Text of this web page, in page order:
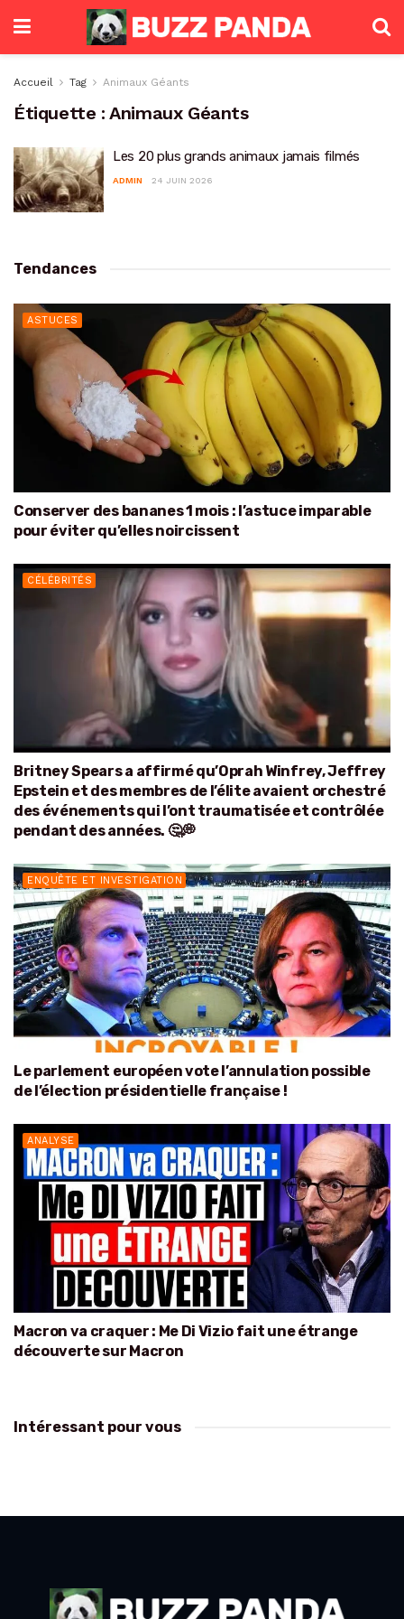
Accueil Tag Animaux Géants
Étiquette :Animaux Géants
Les 20 plus grands animaux jamais filmés
ADMIN 24 JUIN 2026
Tendances
ASTUCES
Conserver des bananes 1 mois : l’astuce imparable
pour éviter qu’elles noircissent
CÉLÉBRITÉS
Britney Spears a affirmé qu’Oprah Winfrey, Jeffrey
Epstein et des membres de l’élite avaient orchestré
des événements qui l’ont traumatisée et contrôlée
pendant des années. 🤔💭
ENQUÊTE ET INVESTIGATION
Le parlement européen vote l’annulation possible
de l’élection présidentielle française !
ANALYSE
Macron va craquer : Me Di Vizio fait une étrange
découverte sur Macron
Intéressant pour vous